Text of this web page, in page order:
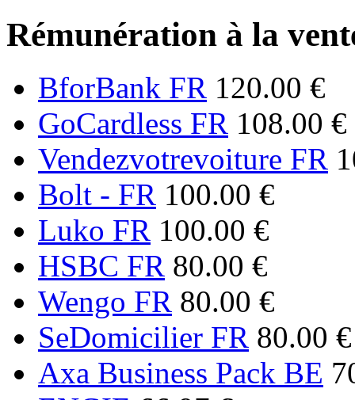
Rémunération à la
BforBank FR 120.00 €
GoCardless FR 108.00 €
Vendezvotrevoiture FR
Bolt - FR 100.00 €
Luko FR 100.00 €
HSBC FR 80.00 €
Wengo FR 80.00 €
SeDomicilier FR 80.00 €
Axa Business Pack BE